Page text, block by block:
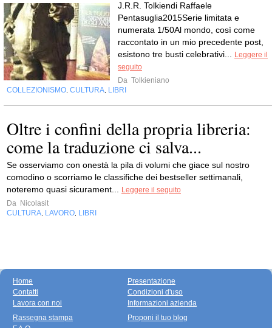
J.R.R. Tolkiendi Raffaele
Pentasuglia2015Serie limitata e
numerata 1/50Al mondo, così come
raccontato in un mio precedente post,
esistono tre busti celebrativi... Leggere il
seguito
Da Tolkieniano
COLLEZIONISMO, CULTURA, LIBRI
Oltre i confini della propria libreria:
come la traduzione ci salva...
Se osserviamo con onestà la pila di volumi che giace sul nostro
comodino o scorriamo le classifiche dei bestseller settimanali,
noteremo quasi sicurament... Leggere il seguito
Da Nicolasit
CULTURA, LAVORO, LIBRI
Home
Contatti
Lavora con noi
Presentazione
Condizioni d'uso
Informazioni azienda
Rassegna stampa
Proponi il tuo blog